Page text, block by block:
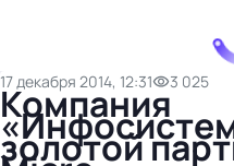
17 декабря 2014, 12:31 3 025
Компания
золотой